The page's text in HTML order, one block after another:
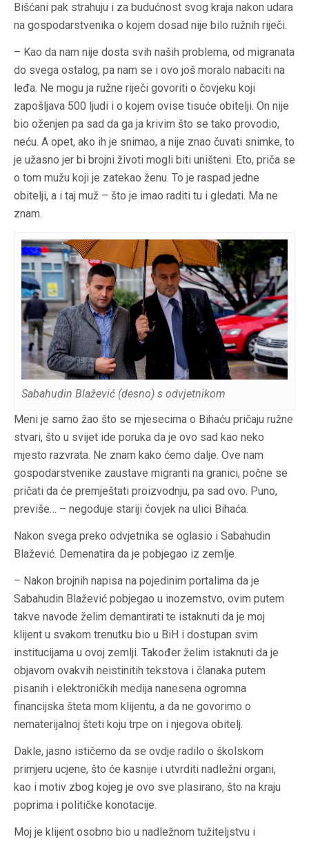
Bišćani pak strahuju i za budućnost svog kraja nakon udara
na gospodarstvenika o kojem dosad nije bilo ružnih riječi.
– Kao da nam nije dosta svih naših problema, od migranata
do svega ostalog, pa nam se i ovo još moralo nabaciti na
leđa. Ne mogu ja ružne riječi govoriti o čovjeku koji
zapošljava 500 ljudi i o kojem ovise tisuće obitelji. On nije
bio oženjen pa sad da ga ja krivim što se tako provodio,
neću. A opet, ako ih je snimao, a nije znao čuvati snimke, to
je užasno jer bi brojni životi mogli biti uništeni. Eto, priča se
o tom mužu koji je zatekao ženu. To je raspad jedne
obitelji, a i taj muž – što je imao raditi tu i gledati. Ma ne
znam.
Sabahudin Blažević (desno) s odvjetnikom
Meni je samo žao što se mjesecima o Bihaću pričaju ružne
stvari, što u svijet ide poruka da je ovo sad kao neko
mjesto razvrata. Ne znam kako ćemo dalje. Ove nam
gospodarstvenike zaustave migranti na granici, počne se
pričati da će premještati proizvodnju, pa sad ovo. Puno,
previše… – negoduje stariji čovjek na ulici Bihaća.
Nakon svega preko odvjetnika se oglasio i Sabahudin
Blažević. Demenatira da je pobjegao iz zemlje.
– Nakon brojnih napisa na pojedinim portalima da je
Sabahudin Blažević pobjegao u inozemstvo, ovim putem
takve navode želim demantirati te istaknuti da je moj
klijent u svakom trenutku bio u BiH i dostupan svim
institucijama u ovoj zemlji. Također želim istaknuti da je
objavom ovakvih neistinitih tekstova i članaka putem
pisanih i elektroničkih medija nanesena ogromna
financijska šteta mom klijentu, a da ne govorimo o
nematerijalnoj šteti koju trpe on i njegova obitelj.
Dakle, jasno ističemo da se ovdje radilo o školskom
primjeru ucjene, što će kasnije i utvrditi nadležni organi,
kao i motiv zbog kojeg je ovo sve plasirano, što na kraju
poprima i političke konotacije.
Moj je klijent osobno bio u nadležnom tužiteljstvu i